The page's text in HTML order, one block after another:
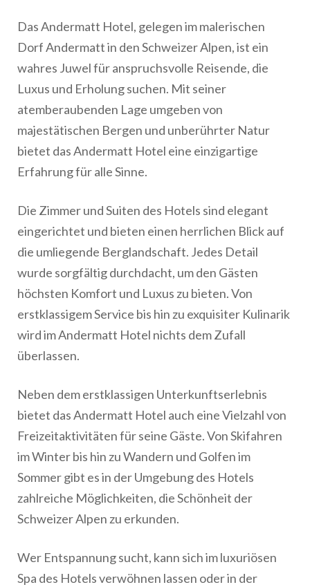
Das Andermatt Hotel, gelegen im malerischen
Dorf Andermatt in den Schweizer Alpen, ist ein
wahres Juwel für anspruchsvolle Reisende, die
Luxus und Erholung suchen. Mit seiner
atemberaubenden Lage umgeben von
majestätischen Bergen und unberührter Natur
bietet das Andermatt Hotel eine einzigartige
Erfahrung für alle Sinne.
Die Zimmer und Suiten des Hotels sind elegant
eingerichtet und bieten einen herrlichen Blick auf
die umliegende Berglandschaft. Jedes Detail
wurde sorgfältig durchdacht, um den Gästen
höchsten Komfort und Luxus zu bieten. Von
erstklassigem Service bis hin zu exquisiter Kulinarik
wird im Andermatt Hotel nichts dem Zufall
überlassen.
Neben dem erstklassigen Unterkunftserlebnis
bietet das Andermatt Hotel auch eine Vielzahl von
Freizeitaktivitäten für seine Gäste. Von Skifahren
im Winter bis hin zu Wandern und Golfen im
Sommer gibt es in der Umgebung des Hotels
zahlreiche Möglichkeiten, die Schönheit der
Schweizer Alpen zu erkunden.
Wer Entspannung sucht, kann sich im luxuriösen
Spa des Hotels verwöhnen lassen oder in der